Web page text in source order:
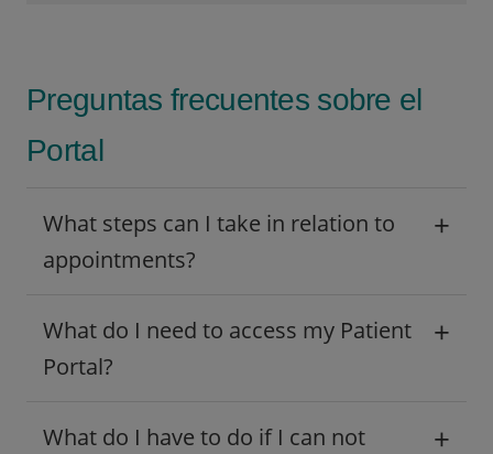
Preguntas frecuentes sobre el
Portal
What steps can I take in relation to
appointments?
+
What do I need to access my Patient
Portal?
+
What do I have to do if I can not
+